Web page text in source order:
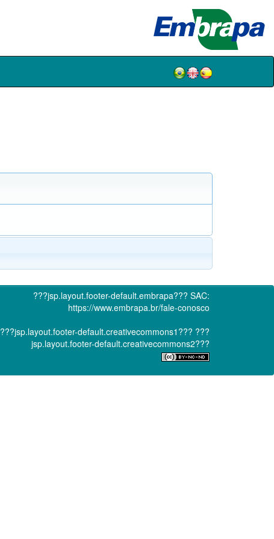
???jsp.layout.footer-default.embrapa??? SAC:
https://www.embrapa.br/fale-conosco
???jsp.layout.footer-default.creativecommons1??? ???
jsp.layout.footer-default.creativecommons2???